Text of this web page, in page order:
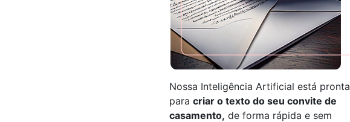
Nossa Inteligência Artificial está pronta
para criar o texto do seu convite de
casamento, de forma rápida e sem